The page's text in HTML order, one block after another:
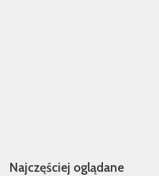
Najczęściej oglądane